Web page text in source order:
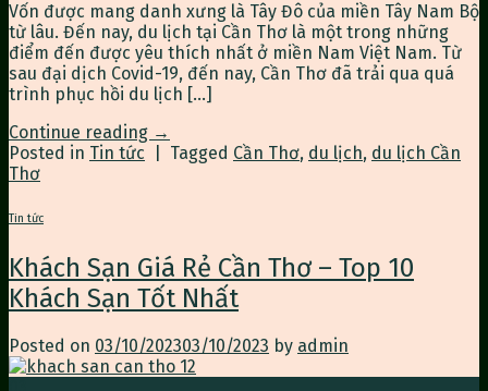
Vốn được mang danh xưng là Tây Đô của miền Tây Nam Bộ
từ lâu. Đến nay, du lịch tại Cần Thơ là một trong những
điểm đến được yêu thích nhất ở miền Nam Việt Nam. Từ
sau đại dịch Covid-19, đến nay, Cần Thơ đã trải qua quá
trình phục hồi du lịch […]
Continue reading →
Posted in Tin tức Tagged Cần Thơ, du lịch, du lịch Cần
Thơ
Tin tức
Khách Sạn Giá Rẻ Cần Thơ – Top 10
Khách Sạn Tốt Nhất
Posted on 03/10/202303/10/2023 by admin